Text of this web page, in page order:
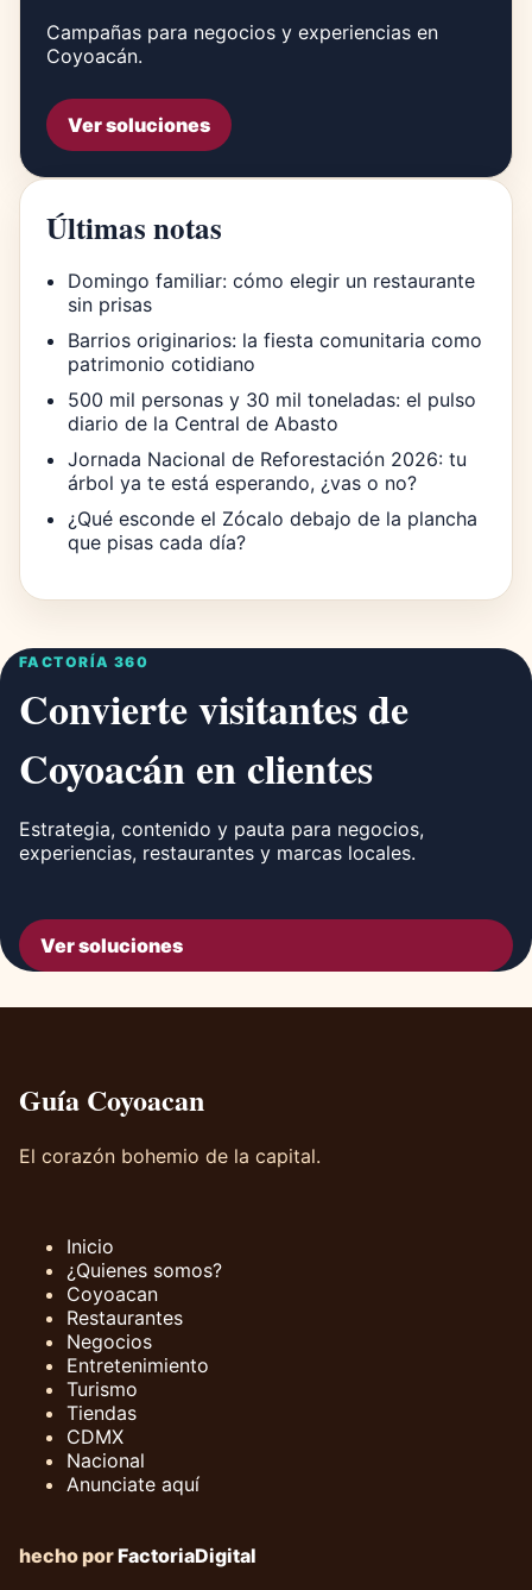
Campañas para negocios y experiencias en
Coyoacán.
Ver soluciones
Últimas notas
Domingo familiar: cómo elegir un restaurante
sin prisas
Barrios originarios: la fiesta comunitaria como
patrimonio cotidiano
500 mil personas y 30 mil toneladas: el pulso
diario de la Central de Abasto
Jornada Nacional de Reforestación 2026: tu
árbol ya te está esperando, ¿vas o no?
¿Qué esconde el Zócalo debajo de la plancha
que pisas cada día?
FACTORÍA 360
Convierte visitantes de
Coyoacán en clientes
Estrategia, contenido y pauta para negocios,
experiencias, restaurantes y marcas locales.
Ver soluciones
Guía Coyoacan
El corazón bohemio de la capital.
Inicio
¿Quienes somos?
Coyoacan
Restaurantes
Negocios
Entretenimiento
Turismo
Tiendas
CDMX
Nacional
Anunciate aquí
hecho porFactoriaDigital